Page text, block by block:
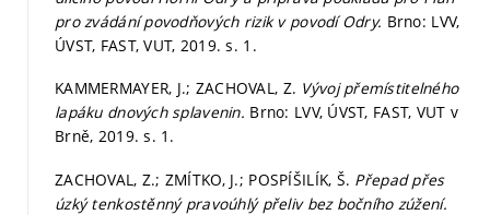
pro zvádání povodňových rizik v povodí Odry. Brno: LVV,
ÚVST, FAST, VUT, 2019.s. 1.
KAMMERMAYER, J.; ZACHOVAL, Z. Vývoj přemístitelného
lapáku dnových splavenin. Brno: LVV, ÚVST, FAST, VUT v
Brně, 2019.s. 1.
ZACHOVAL, Z.; ZMÍTKO, J.; POSPÍŠILÍK, Š. Přepad přes
úzký tenkostěnný pravoúhlý přeliv bez bočního zúžení.